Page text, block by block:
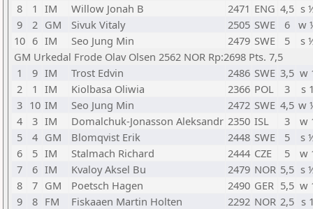
8
1 IM Willow Jonah B 2471 ENG 4,5 s
9
2 GM Sivuk Vitaly 2505 SWE 6 w
10 6 IM Seo Jung Min 2479 SWE 5
s
GM Urkedal Frode Olav Olsen 2562 NOR Rp:2698 Pts. 7,5
1
9 IM Trost Edvin 2486 SWE 3,5 w
2
1 IM Kiolbasa Oliwia 2366 POL 3
s
3 10 IM Seo Jung Min 2472 SWE 4,5 w
4
3 IM Domalchuk-Jonasson Aleksandr 2350 ISL 3
w
5
4 GM Blomqvist Erik 2448 SWE 5
s
6
5 IM Stalmach Richard 2444 CZE 5
w
7
6 IM Kvaloy Aksel Bu 2479 NOR 5,5 s
8
7 GM Poetsch Hagen 2490 GER 5,5 w
9
8 FM Fiskaaen Martin Holten 2292 NOR 2,5 s